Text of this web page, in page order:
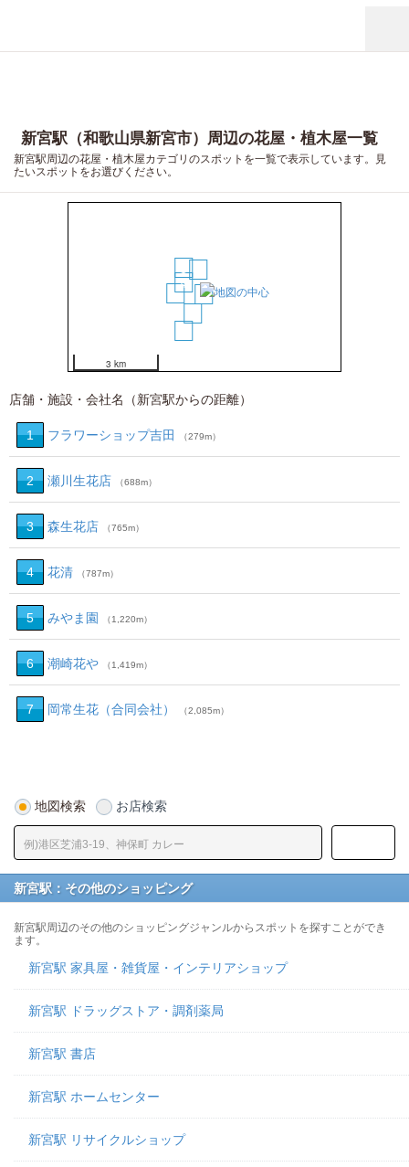
新宮駅（和歌山県新宮市）周辺の花屋・植木屋一覧
新宮駅周辺の花屋・植木屋カテゴリのスポットを一覧で表示しています。見
たいスポットをお選びください。
2
3
4
5
3 km
店舗・施設・会社名（新宮駅からの距離）
1 フラワーショップ吉田 （279m）
2 瀬川生花店 （688m）
3 森生花店 （765m）
4 花清 （787m）
5 みやま園 （1,220m）
6 潮崎花や （1,419m）
7 岡常生花（合同会社） （2,085m）
地図検索 お店検索
新宮駅：その他のショッピング
新宮駅周辺のその他のショッピングジャンルからスポットを探すことができ
ます。
新宮駅 家具屋・雑貨屋・インテリアショップ
新宮駅 ドラッグストア・調剤薬局
新宮駅 書店
新宮駅 ホームセンター
新宮駅 リサイクルショップ